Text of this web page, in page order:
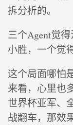
拆分析的。
三个Agent觉
小胜，一个觉
这个局面哪怕
来看，心里也
世界杯亚军、
战翻车，那效